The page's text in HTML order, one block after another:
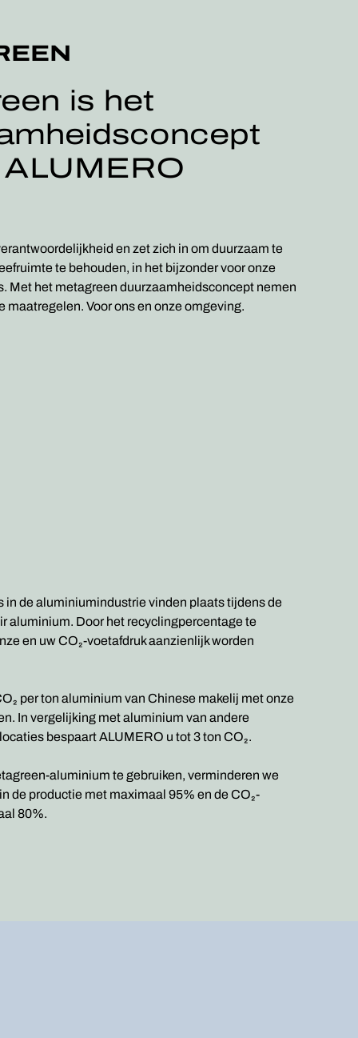
is het
en zet zich in om duurzaam te
te behouden, in het bijzonder voor onze
Met het metagreen duurzaamheidsconcept nemen
maatregelen. Voor ons en onze omgeving.
in de aluminiumindustrie vinden plaats tijdens de
aluminium. Door het recyclingpercentage te
en uw CO₂-voetafdruk aanzienlijk worden
per ton aluminium van Chinese makelij met onze
In vergelijking met aluminium van andere
bespaart ALUMERO u tot 3 ton CO₂.
aluminium te gebruiken, verminderen we
de productie met maximaal 95% en de CO₂-
80%.